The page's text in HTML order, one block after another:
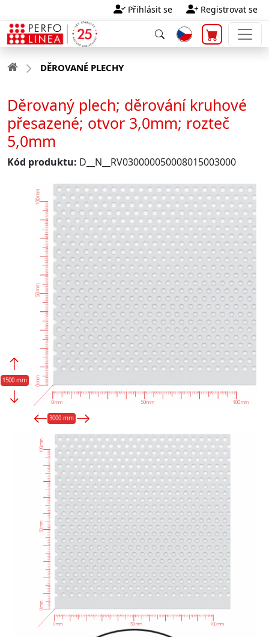
Přihlásit se Registrovat se
DĚROVANÉ PLECHY
Děrovaný plech; děrování kruhové
přesazené; otvor 3,0mm; rozteč
5,0mm
Kód produktu: D__N__RV030000050008015003000
1500 mm
3000 mm